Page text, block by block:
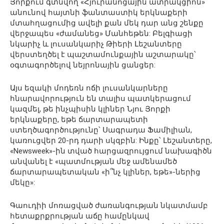
Յորքում գտնվող «Հյուրանոցային ատրակցիոն»
անունով հայտնի ֆանտաստիկ երկնաքերի
մտահղացումից ավելի քան մեկ դար անց շենքը
վերջապես «ժամանեց» Մանհեթեն: Բելգիացի
նկարիչ և լուսանկարիչ Թիերի Լեշանտերը
վերստեղծել է պաշտամունքային աշտարակը՝
օգտագործելով նեյրոնային ցանցեր:
Այս եզակի մոդեռն ոճի լուսանկարները
հնարավորություն են տալիս պատկերացում
կազմել, թե ինչպիսին կլիներ Նյու Յորքի
երկնաքերը, եթե ճարտարապետի
ստեղծագործությունը՝ Սագրադա Ֆամիլիան,
կառուցվեր 20-րդ դարի սկզբին: Ինքը՝ Լեշանտերը,
«Newsweek»-ին տված հարցազրույցում նախագիծն
անվանել է «պատմության մեջ ամենամեծ
ճարտարապետական ​​«ի՞նչ կլիներ, եթե»-ներից
մեկը»:
Գաուդիի մոռացված ժառանգության նկատմամբ
հետաքրքրության աճը համընկավ